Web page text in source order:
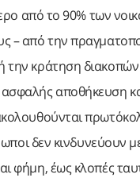
από το 90% των
– από την
κράτηση
αποθήκευση
δεν
φήμη, έως κλοπές